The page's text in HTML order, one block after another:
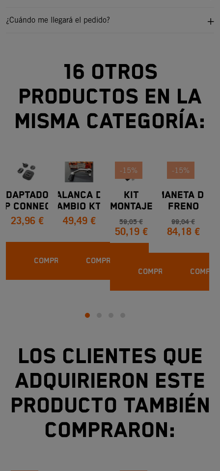
¿Cuándo me llegará el pedido?
16 otros
productos en la
misma categoría:
Connect
Universal
Para
23,96 €
COMPRAR
PALANCA DE
CAMBIO KTM
DUKE
125/200/250/390
49,49 €
COMPRAR
-15%
KIT
MONTAJE
SISTEMA
DE
ALARMA
125
59,05 €
50,19 €
COMPRAR
-15%
MANETA DE
FRENO
ARTICULADA
Y
99,04 €
84,18 €
Los clientes que
adquirieron este
producto también
compraron: